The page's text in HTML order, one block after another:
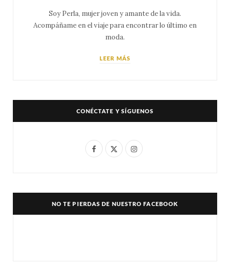
Soy Perla, mujer joven y amante de la vida.
Acompáñame en el viaje para encontrar lo último en
moda.
LEER MÁS
CONÉCTATE Y SÍGUENOS
F
e
X
w
I
t
NO TE PIERDAS DE NUESTRO FACEBOOK